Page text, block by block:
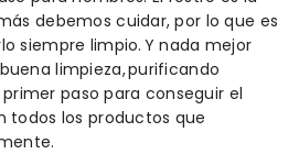
debemos cuidar, por lo que es
siempre limpio. Y nada mejor
limpieza, purificando
paso para conseguir el
todos los productos que